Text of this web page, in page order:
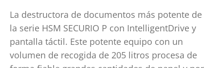
La destructora de documentos más potente de
la serie HSM SECURIO P con IntelligentDrive y
pantalla táctil. Este potente equipo con un
volumen de recogida de 205 litros procesa de